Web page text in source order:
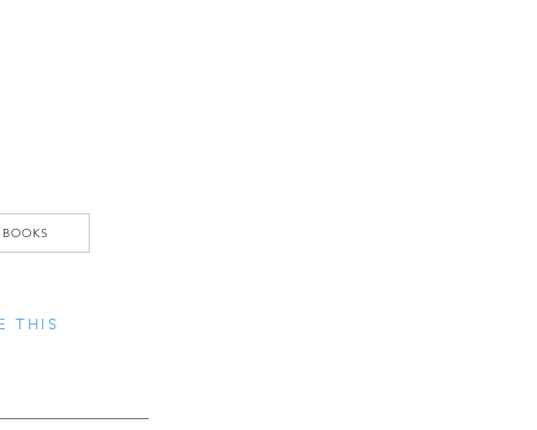
traduit en français les œuvres de
THIS